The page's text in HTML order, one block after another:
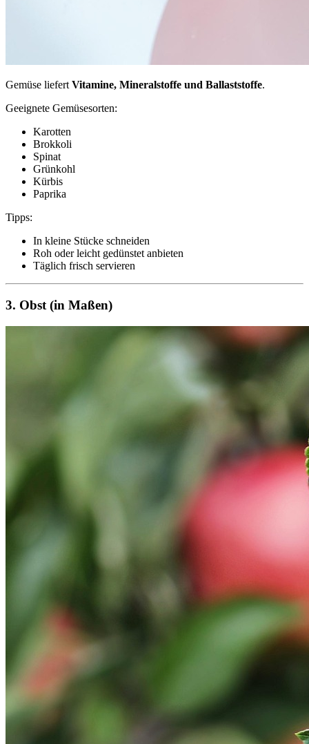
Gemüse liefert Vitamine, Mineralstoffe und Ballaststoffe.
Geeignete Gemüsesorten:
Karotten
Brokkoli
Spinat
Grünkohl
Kürbis
Paprika
Tipps:
In kleine Stücke schneiden
Roh oder leicht gedünstet anbieten
Täglich frisch servieren
3. Obst (in Maßen)